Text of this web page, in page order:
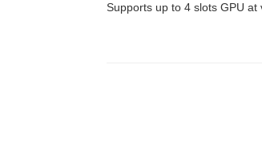
Supports up to 4 slots GPU